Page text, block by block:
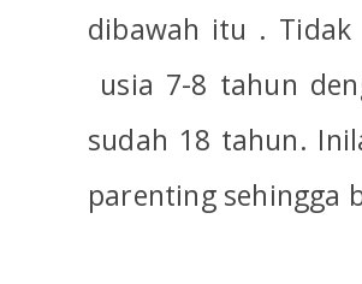
dibawah itu . Tidak
usia 7-8 tahun
sudah 18 tahun.
parenting sehingga